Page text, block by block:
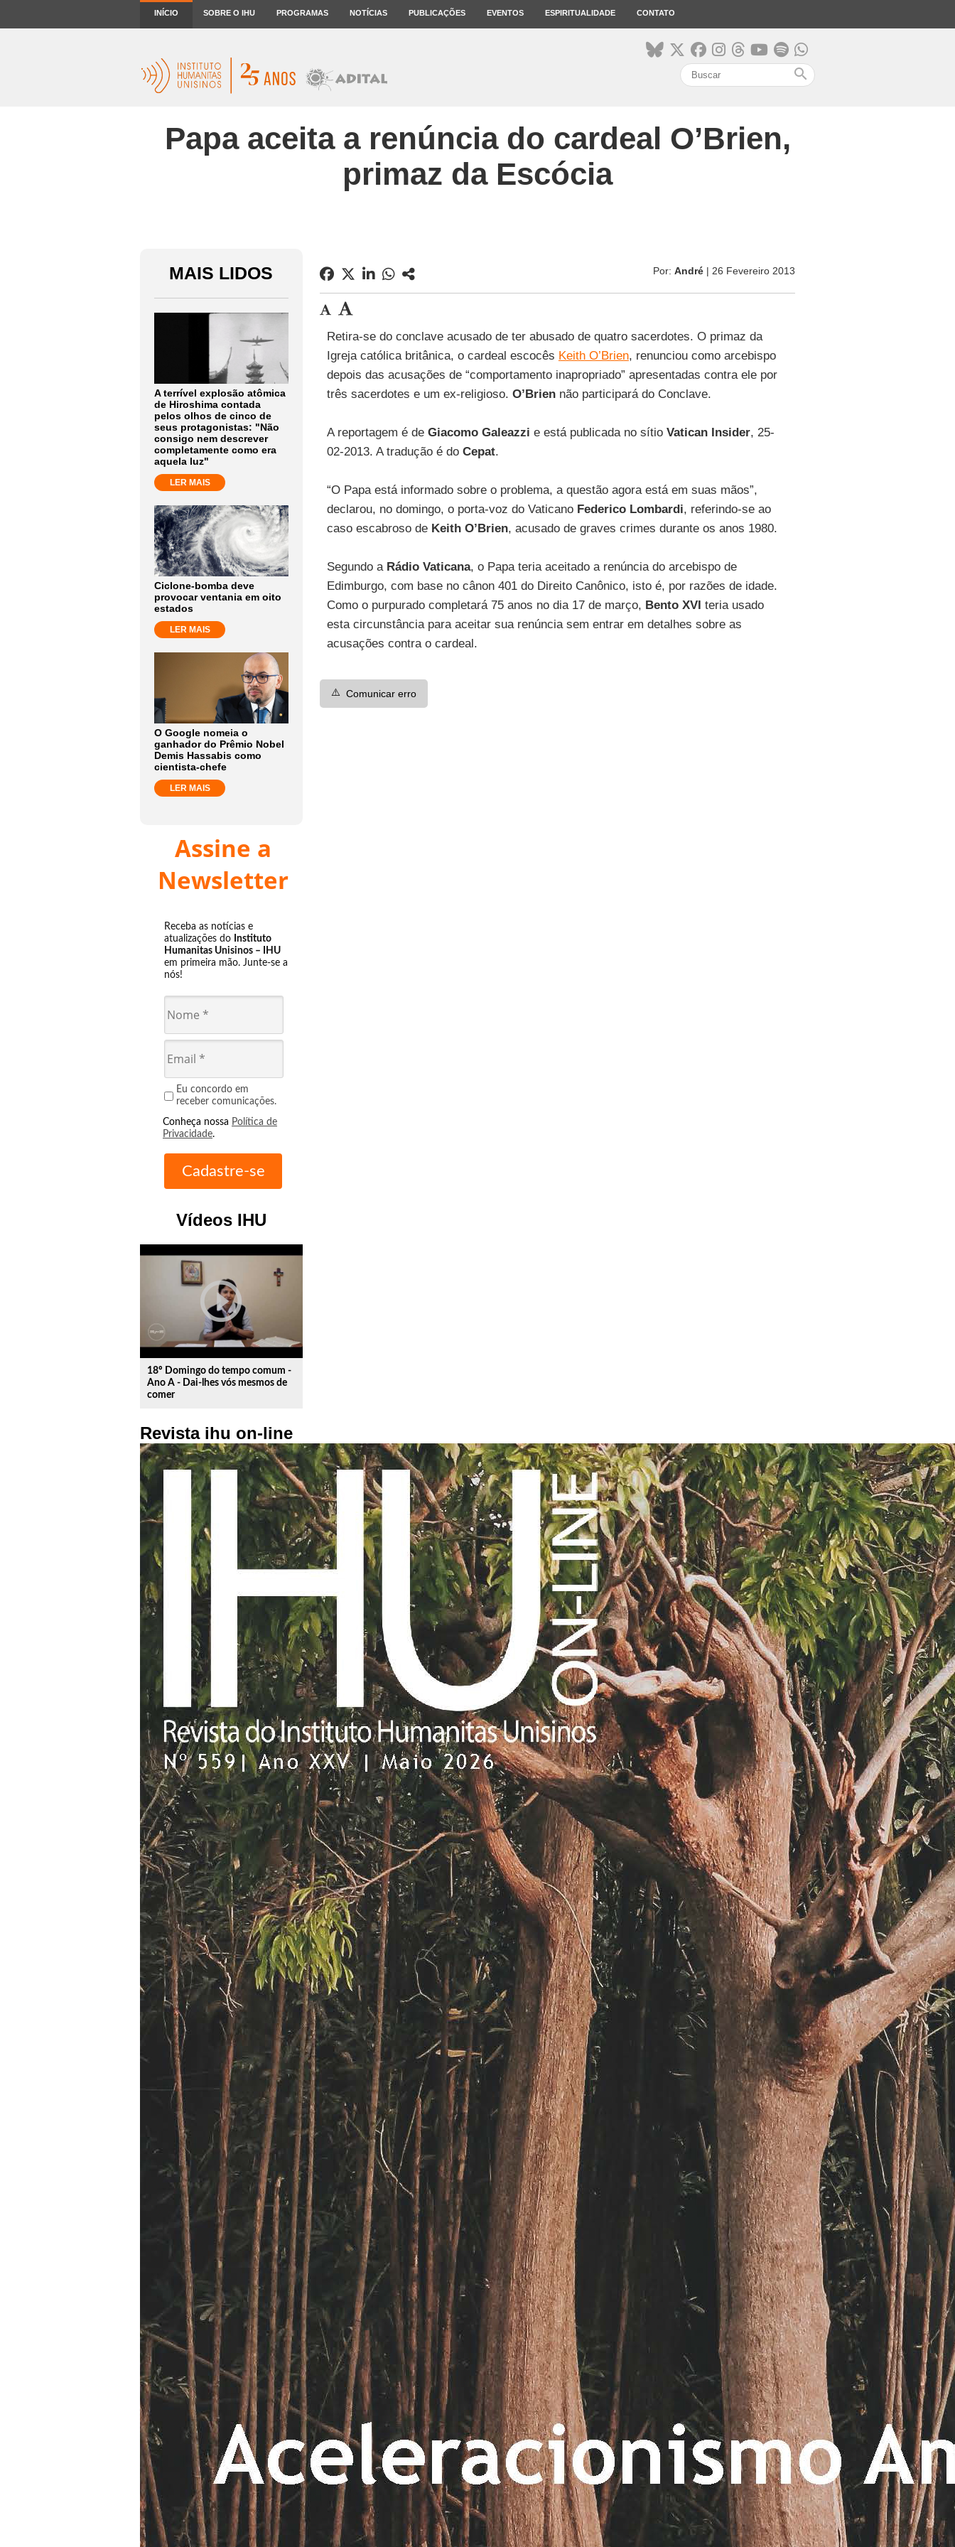
INÍCIO SOBRE O IHU PROGRAMAS NOTÍCIAS PUBLICAÇÕES EVENTOS ESPIRITUALIDADE CONTATO
search
Papa aceita a renúncia do cardeal O’Brien,
primaz da Escócia
MAIS LIDOS
A terrível explosão atômica
de Hiroshima contada
pelos olhos de cinco de
seus protagonistas: "Não
consigo nem descrever
completamente como era
aquela luz"
LER MAIS
Ciclone-bomba deve
provocar ventania em oito
estados
LER MAIS
O Google nomeia o
ganhador do Prêmio Nobel
Demis Hassabis como
cientista-chefe
LER MAIS
Assine a
Newsletter
Receba as notícias e
atualizações do Instituto
Humanitas Unisinos – IHU
em primeira mão. Junte-se a
nós!
Eu concordo em
receber comunicações.
Conheça nossa Política de
Privacidade.
Vídeos IHU
play_circle_outline
18º Domingo do tempo comum -
Ano A - Dai-lhes vós mesmos de
comer
Revista ihu on-line
Por: André| 26 Fevereiro 2013
Retira-se do conclave acusado de ter abusado de quatro sacerdotes. O primaz da
Igreja católica britânica, o cardeal escocês Keith O’Brien, renunciou como arcebispo
depois das acusações de “comportamento inapropriado” apresentadas contra ele por
três sacerdotes e um ex-religioso. O’Briennão participará do Conclave.
A reportagem é de Giacomo Galeazzi e está publicada no sítio Vatican Insider, 25-
02-2013. A tradução é do Cepat.
“O Papa está informado sobre o problema, a questão agora está em suas mãos”,
declarou, no domingo, o porta-voz do Vaticano Federico Lombardi, referindo-se ao
caso escabroso de Keith O’Brien, acusado de graves crimes durante os anos 1980.
Segundo a Rádio Vaticana, o Papa teria aceitado a renúncia do arcebispo de
Edimburgo, com base no cânon 401 do Direito Canônico, isto é, por razões de idade.
Como o purpurado completará 75 anos no dia 17 de março, Bento XVI teria usado
esta circunstância para aceitar sua renúncia sem entrar em detalhes sobre as
acusações contra o cardeal.
⚠️ Comunicar erro